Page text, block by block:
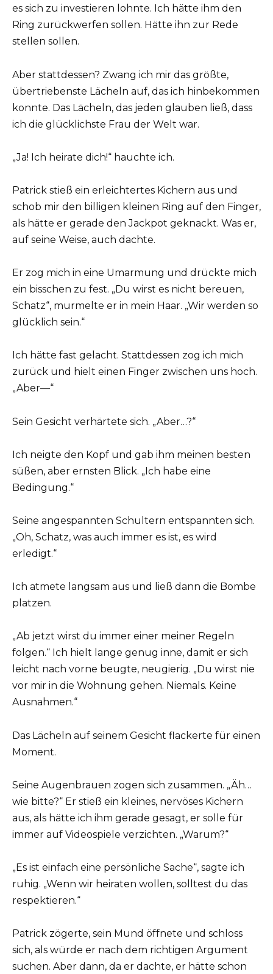
es sich zu investieren lohnte. Ich hätte ihm den
Ring zurückwerfen sollen. Hätte ihn zur Rede
stellen sollen.
Aber stattdessen? Zwang ich mir das größte,
übertriebenste Lächeln auf, das ich hinbekommen
konnte. Das Lächeln, das jeden glauben ließ, dass
ich die glücklichste Frau der Welt war.
„Ja! Ich heirate dich!“ hauchte ich.
Patrick stieß ein erleichtertes Kichern aus und
schob mir den billigen kleinen Ring auf den Finger,
als hätte er gerade den Jackpot geknackt. Was er,
auf seine Weise, auch dachte.
Er zog mich in eine Umarmung und drückte mich
ein bisschen zu fest. „Du wirst es nicht bereuen,
Schatz“, murmelte er in mein Haar. „Wir werden so
glücklich sein.“
Ich hätte fast gelacht. Stattdessen zog ich mich
zurück und hielt einen Finger zwischen uns hoch.
„Aber—“
Sein Gesicht verhärtete sich. „Aber…?“
Ich neigte den Kopf und gab ihm meinen besten
süßen, aber ernsten Blick. „Ich habe eine
Bedingung.“
Seine angespannten Schultern entspannten sich.
„Oh, Schatz, was auch immer es ist, es wird
erledigt.“
Ich atmete langsam aus und ließ dann die Bombe
platzen.
„Ab jetzt wirst du immer einer meiner Regeln
folgen.“ Ich hielt lange genug inne, damit er sich
leicht nach vorne beugte, neugierig. „Du wirst nie
vor mir in die Wohnung gehen. Niemals. Keine
Ausnahmen.“
Das Lächeln auf seinem Gesicht flackerte für einen
Moment.
Seine Augenbrauen zogen sich zusammen. „Äh…
wie bitte?“ Er stieß ein kleines, nervöses Kichern
aus, als hätte ich ihm gerade gesagt, er solle für
immer auf Videospiele verzichten. „Warum?“
„Es ist einfach eine persönliche Sache“, sagte ich
ruhig. „Wenn wir heiraten wollen, solltest du das
respektieren.“
Patrick zögerte, sein Mund öffnete und schloss
sich, als würde er nach dem richtigen Argument
suchen. Aber dann, da er dachte, er hätte schon